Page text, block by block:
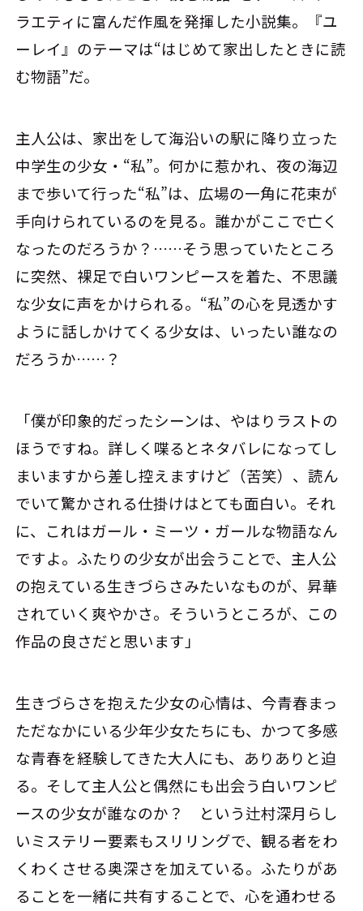
ラエティに富んだ作風を発揮した小説集。『ユ
ーレイ』のテーマは“はじめて家出したときに読
む物語”だ。
主人公は、家出をして海沿いの駅に降り立った
中学生の少女・“私”。何かに惹かれ、夜の海辺
まで歩いて行った“私”は、広場の一角に花束が
手向けられているのを見る。誰かがここで亡く
なったのだろうか？……そう思っていたところ
に突然、裸足で白いワンピースを着た、不思議
な少女に声をかけられる。“私”の心を見透かす
ように話しかけてくる少女は、いったい誰なの
だろうか……？
「僕が印象的だったシーンは、やはりラストの
ほうですね。詳しく喋るとネタバレになってし
まいますから差し控えますけど（苦笑）、読ん
でいて驚かされる仕掛けはとても面白い。それ
に、これはガール・ミーツ・ガールな物語なん
ですよ。ふたりの少女が出会うことで、主人公
の抱えている生きづらさみたいなものが、昇華
されていく爽やかさ。そういうところが、この
作品の良さだと思います」
生きづらさを抱えた少女の心情は、今青春まっ
ただなかにいる少年少女たちにも、かつて多感
な青春を経験してきた大人にも、ありありと迫
る。そして主人公と偶然にも出会う白いワンピ
ースの少女が誰なのか？ という辻村深月らし
いミステリー要素もスリリングで、観る者をわ
くわくさせる奥深さを加えている。ふたりがあ
ることを一緒に共有することで、心を通わせる